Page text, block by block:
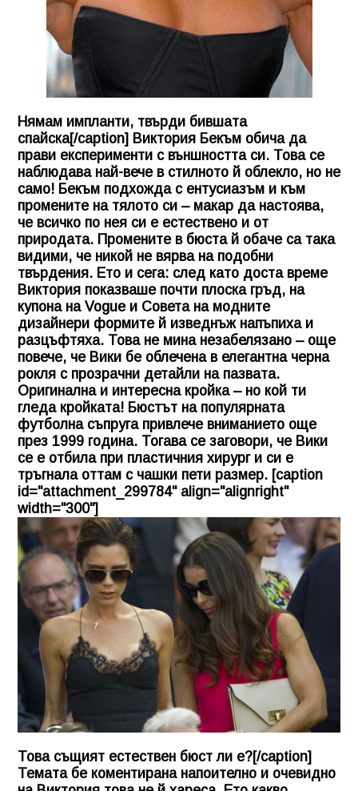
Нямам импланти, твърди бившата
спайска[/caption] Виктория Бекъм обича да
прави експерименти с външността си. Това се
наблюдава най-вече в стилното й облекло, но не
само! Бекъм подхожда с ентусиазъм и към
промените на тялото си – макар да настоява,
че всичко по нея си е естествено и от
природата. Промените в бюста й обаче са така
видими, че никой не вярва на подобни
твърдения. Ето и сега: след като доста време
Виктория показваше почти плоска гръд, на
купона на Vogue и Совета на модните
дизайнери формите й изведнъж напъпиха и
разцъфтяха. Това не мина незабелязано – още
повече, че Вики бе облечена в елегантна черна
рокля с прозрачни детайли на пазвата.
Оригинална и интересна кройка – но кой ти
гледа кройката! Бюстът на популярната
футболна съпруга привлече вниманието още
през 1999 година. Тогава се заговори, че Вики
се е отбила при пластичния хирург и си е
тръгнала оттам с чашки пети размер. [caption
id="attachment_299784" align="alignright"
width="300"]
Това същият естествен бюст ли е?[/caption]
Темата бе коментирана напоително и очевидно